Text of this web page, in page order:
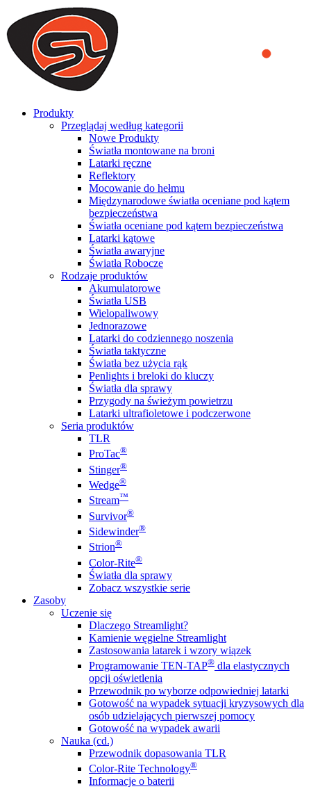
We use cookies to ensure that we provide you the best experience
on our website. By continuing to browse this website, you accept
that cookies are used to help us analyze how the website is used and
to offer you a better experience. To learn more or to find out how
you can disable cookies, you can access our
Produkty
Przeglądaj według kategorii
Nowe Produkty
Światła montowane na broni
Latarki ręczne
Reflektory
Mocowanie do hełmu
Międzynarodowe światła oceniane pod kątem
bezpieczeństwa
Światła oceniane pod kątem bezpieczeństwa
Latarki kątowe
Światła awaryjne
Światła Robocze
Rodzaje produktów
Akumulatorowe
Światła USB
Wielopaliwowy
Jednorazowe
Latarki do codziennego noszenia
Światła taktyczne
Światła bez użycia rąk
Penlights i breloki do kluczy
Światła dla sprawy
Przygody na świeżym powietrzu
Latarki ultrafioletowe i podczerwone
Seria produktów
TLR
ProTac®
Stinger®
Wedge®
Stream™
Survivor®
Sidewinder®
Strion®
Color-Rite®
Światła dla sprawy
Zobacz wszystkie serie
Zasoby
Uczenie się
Dlaczego Streamlight?
Kamienie węgielne Streamlight
Zastosowania latarek i wzory wiązek
Programowanie TEN-TAP® dla elastycznych
opcji oświetlenia
Przewodnik po wyborze odpowiedniej latarki
Gotowość na wypadek sytuacji kryzysowych dla
osób udzielających pierwszej pomocy
Gotowość na wypadek awarii
Nauka (cd.)
Przewodnik dopasowania TLR
Color-Rite Technology®
Informacje o baterii